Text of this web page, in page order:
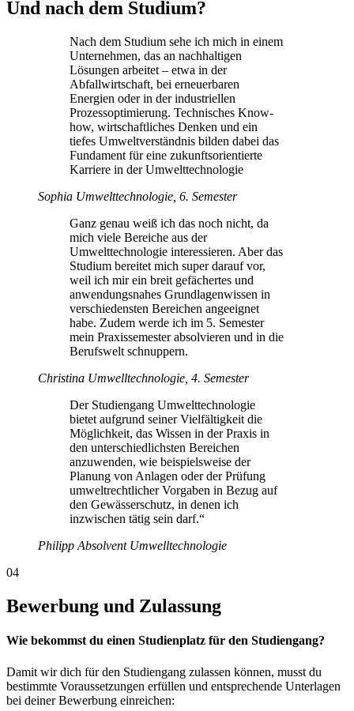
Und nach dem Studium?
Nach dem Studium sehe ich mich in einem
Unternehmen, das an nachhaltigen
Lösungen arbeitet – etwa in der
Abfallwirtschaft, bei erneuerbaren
Energien oder in der industriellen
Prozessoptimierung. Technisches Know-
how, wirtschaftliches Denken und ein
tiefes Umweltverständnis bilden dabei das
Fundament für eine zukunftsorientierte
Karriere in der Umwelttechnologie
Sophia Umwelttechnologie, 6. Semester
Ganz genau weiß ich das noch nicht, da
mich viele Bereiche aus der
Umwelttechnologie interessieren. Aber das
Studium bereitet mich super darauf vor,
weil ich mir ein breit gefächertes und
anwendungsnahes Grundlagenwissen in
verschiedensten Bereichen angeeignet
habe. Zudem werde ich im 5. Semester
mein Praxissemester absolvieren und in die
Berufswelt schnuppern.
Christina Umwelltechnologie, 4. Semester
Der Studiengang Umwelttechnologie
bietet aufgrund seiner Vielfältigkeit die
Möglichkeit, das Wissen in der Praxis in
den unterschiedlichsten Bereichen
anzuwenden, wie beispielsweise der
Planung von Anlagen oder der Prüfung
umweltrechtlicher Vorgaben in Bezug auf
den Gewässerschutz, in denen ich
inzwischen tätig sein darf.“
Philipp Absolvent Umwelltechnologie
04
Bewerbung und Zulassung
Wie bekommst du einen Studienplatz für den Studiengang?
Damit wir dich für den Studiengang zulassen können, musst du
bestimmte Voraussetzungen erfüllen und entsprechende Unterlagen
bei deiner Bewerbung einreichen: